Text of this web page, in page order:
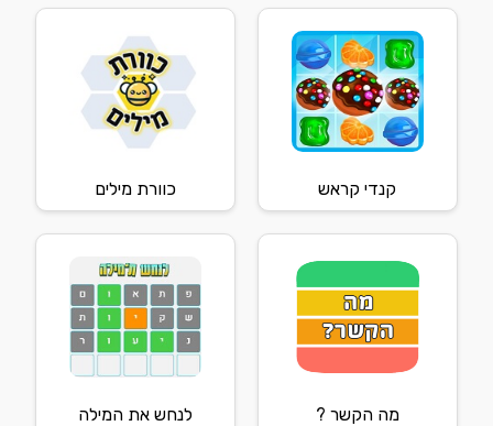
קנדי קראש כוורת מילים
מה הקשר ? לנחש את המילה